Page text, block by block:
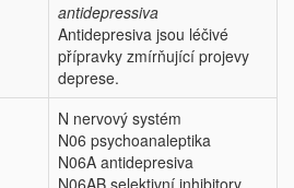
antidepressiva
Antidepresiva jsou léčivé
přípravky zmírňující projevy
deprese.
N nervový systém
N06 psychoanaleptika
N06A antidepresiva